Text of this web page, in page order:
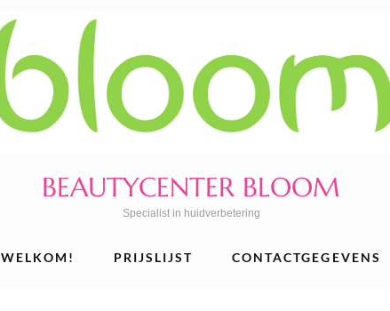
BEAUTYCENTER BLOOM
Specialist in huidverbetering
WELKOM! PRIJSLIJST CONTACTGEGEVENS